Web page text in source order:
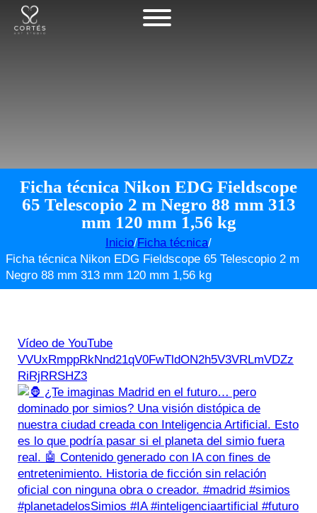
Ficha técnica Nikon EDG Fieldscope
65 Telescopio 2 m Negro 88 mm 313
mm 120 mm 1,56 kg
Inicio/Ficha técnica/
Ficha técnica Nikon EDG Fieldscope 65 Telescopio 2 m
Negro 88 mm 313 mm 120 mm 1,56 kg
Vídeo de YouTube
VVUxRmppRkNnd21qV0FwTldON2h5V3VRLmVDZz
RiRjRRSHZ3